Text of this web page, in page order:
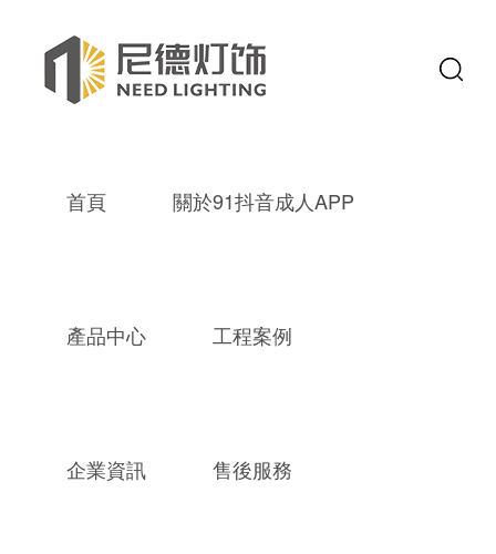
首頁 關於91抖音成人APP
產品中心 工程案例
企業資訊 售後服務